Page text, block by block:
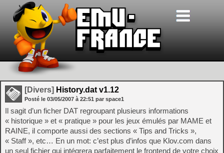
[Divers] History.dat v1.12
Posté le 03/05/2007 à 22:51 par space1
Il sagit d’un ficher DAT regroupant plusieurs informations
« historique » et « pratique » pour les jeux émulés par MAME et
RAINE, il comporte aussi des sections « Tips and Tricks »,
« Staff », etc… En un mot: c’est plus d’infos que Klov.com dans
un seul fichier qui intégrera parfaitement le frontend de votre choix